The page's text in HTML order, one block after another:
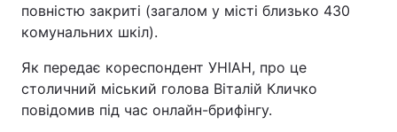
повністю закриті (загалом у місті близько 430
комунальних шкіл).
Як передає кореспондент УНІАН, про це
столичний міський голова Віталій Кличко
повідомив під час онлайн-брифінгу.